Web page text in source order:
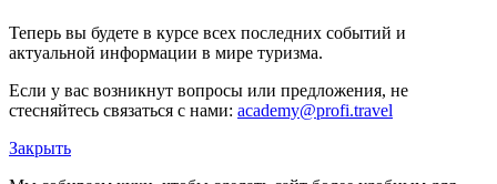
Теперь вы будете в курсе всех последних событий и
актуальной информации в мире туризма.
Если у вас возникнут вопросы или предложения, не
стесняйтесь связаться с нами: academy@profi.travel
Закрыть